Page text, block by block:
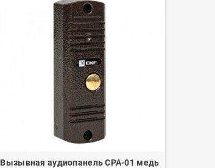
Вызывная аудиопанель CPA-01 медь